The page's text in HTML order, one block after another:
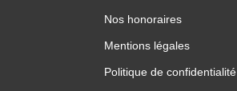
Nos honoraires
Mentions légales
Politique de confidentialité